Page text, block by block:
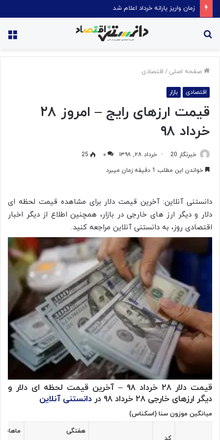
قیمت روغن دریکسال رکورد زد
صفحه اصلی / اقتصادی
اقتصادی بازار
قیمت ارزهای رایج – امروز ۲۸
خرداد ۹۸
خبرنگار 20 خرداد ۲۸, ۱۳۹۸ ۰
25
خواندن این مطلب 1 دقیقه زمان میبرد
دانستنی آنلاین: آخرین قیمت دلار برای مشاهده قیمت لحظه ای
دلار و دیگر ارز های خارجی در بازار، همچنین اطلاع از دیگر اخبار
اقتصادی روز، به دانستنی آنلاین مراجعه کنید.
قیمت دلار ۲۸ خرداد ۹۸ – آخرین قیمت لحظه ای دلار و
دیگر ارزهای خارجی ۲۸ خرداد ۹۸ در
دانستنی آنلاین
میانگین موزون سنا (اسکناس)
هفتگی ماهانه